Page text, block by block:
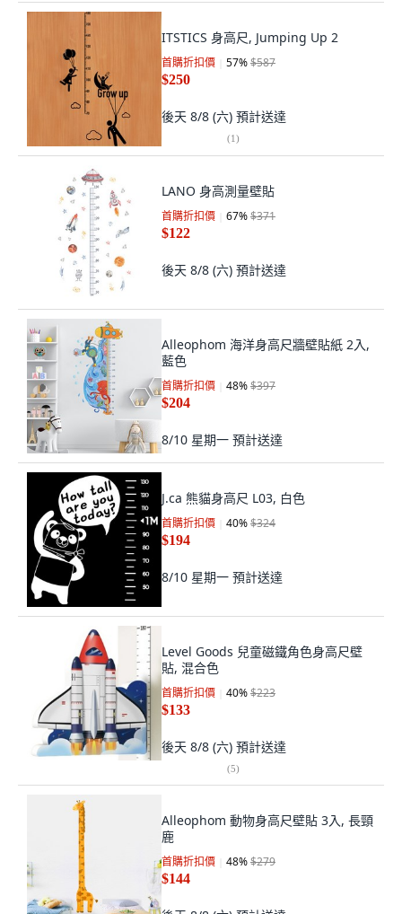
ITSTICS 身高尺, Jumping Up 2
首購折扣價 57%$587
$250
後天 8/8 (六) 預計送達
(1)
LANO 身高測量壁貼
首購折扣價 67%$371
$122
後天 8/8 (六) 預計送達
Alleophom 海洋身高尺牆壁貼紙 2入,
藍色
首購折扣價 48%$397
$204
8/10 星期一 預計送達
J.ca 熊貓身高尺 L03, 白色
首購折扣價 40%$324
$194
8/10 星期一 預計送達
Level Goods 兒童磁鐵角色身高尺壁
貼, 混合色
首購折扣價 40%$223
$133
後天 8/8 (六) 預計送達
(5)
Alleophom 動物身高尺壁貼 3入, 長頸
鹿
首購折扣價 48%$279
$144